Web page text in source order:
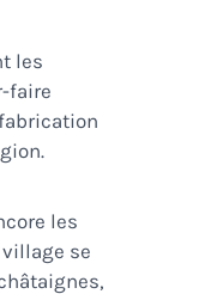
les
faire
les
se